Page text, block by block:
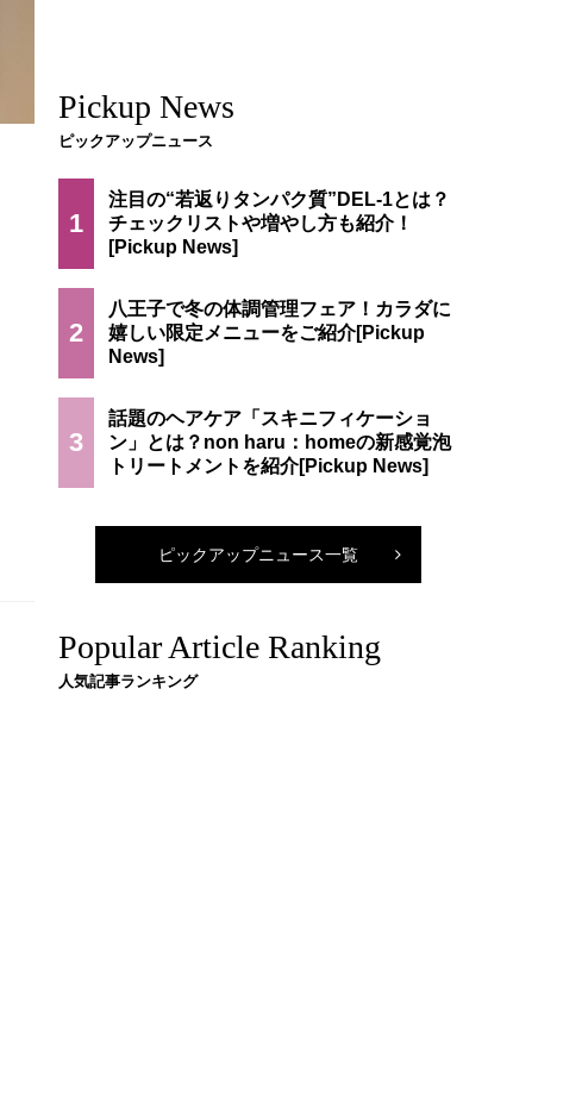
Pickup News
ピックアップニュース
1
注目の“若返りタンパク質”DEL-1とは？
チェックリストや増やし方も紹介！
2
八王子で冬の体調管理フェア！カラダに
嬉しい限定メニューをご紹介
3
話題のヘアケア「スキニフィケーショ
ン」とは？non haru：homeの新感覚泡
トリートメントを紹介
ピックアップニュース一覧
Popular Article Ranking
人気記事ランキング